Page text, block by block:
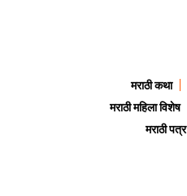
मराठी कथा
मराठी महिला विशेष
मराठी पत्र